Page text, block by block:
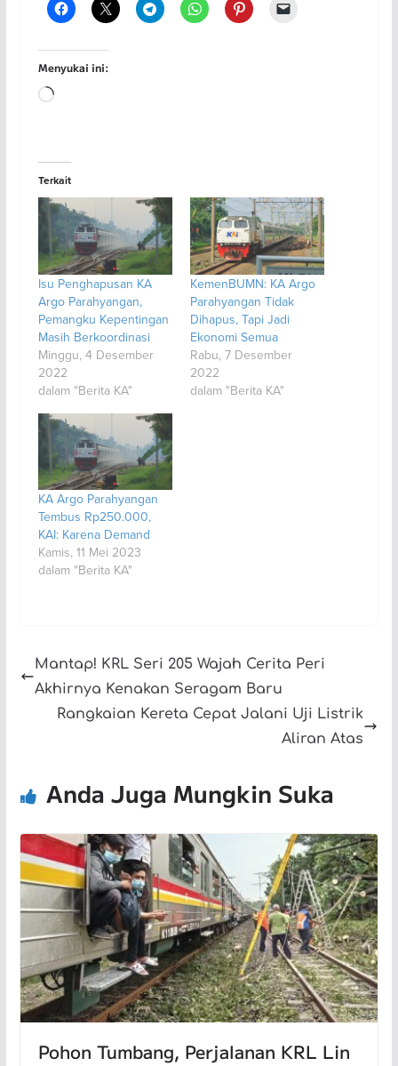
Menyukai ini:
Memuat...
Terkait
Isu Penghapusan KA
Argo Parahyangan,
Pemangku Kepentingan
Masih Berkoordinasi
Minggu, 4 Desember
2022
dalam "Berita KA"
KemenBUMN: KA Argo
Parahyangan Tidak
Dihapus, Tapi Jadi
Ekonomi Semua
Rabu, 7 Desember
2022
dalam "Berita KA"
KA Argo Parahyangan
Tembus Rp250.000,
KAI: Karena Demand
Kamis, 11 Mei 2023
dalam "Berita KA"
Mantap! KRL Seri 205 Wajah Cerita Peri
Akhirnya Kenakan Seragam Baru
Rangkaian Kereta Cepat Jalani Uji Listrik
Aliran Atas
Anda Juga Mungkin Suka
Pohon Tumbang, Perjalanan KRL Lin